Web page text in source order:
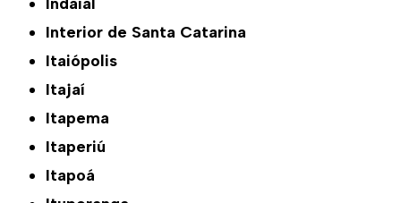
Indaial
Interior de Santa Catarina
Itaiópolis
Itajaí
Itapema
Itaperiú
Itapoá